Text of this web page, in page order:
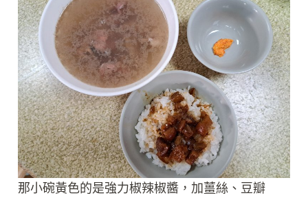
那小碗黃色的是強力椒辣椒醬，加薑絲、豆瓣